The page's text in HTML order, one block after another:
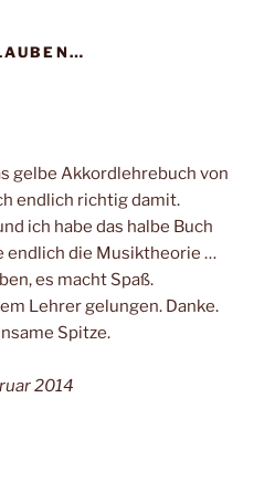
gelbe Akkordlehrebuch von
endlich richtig damit.
ich habe das halbe Buch
endlich die Musiktheorie …
es macht Spaß.
Lehrer gelungen. Danke.
Spitze.
2014